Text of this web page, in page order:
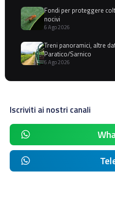
Fondi per proteggere
nocivi
6 Ago 2026
Treni panoramici, altre
Paratico/Sarnico
6 Ago 2026
Iscriviti ai nostri canali